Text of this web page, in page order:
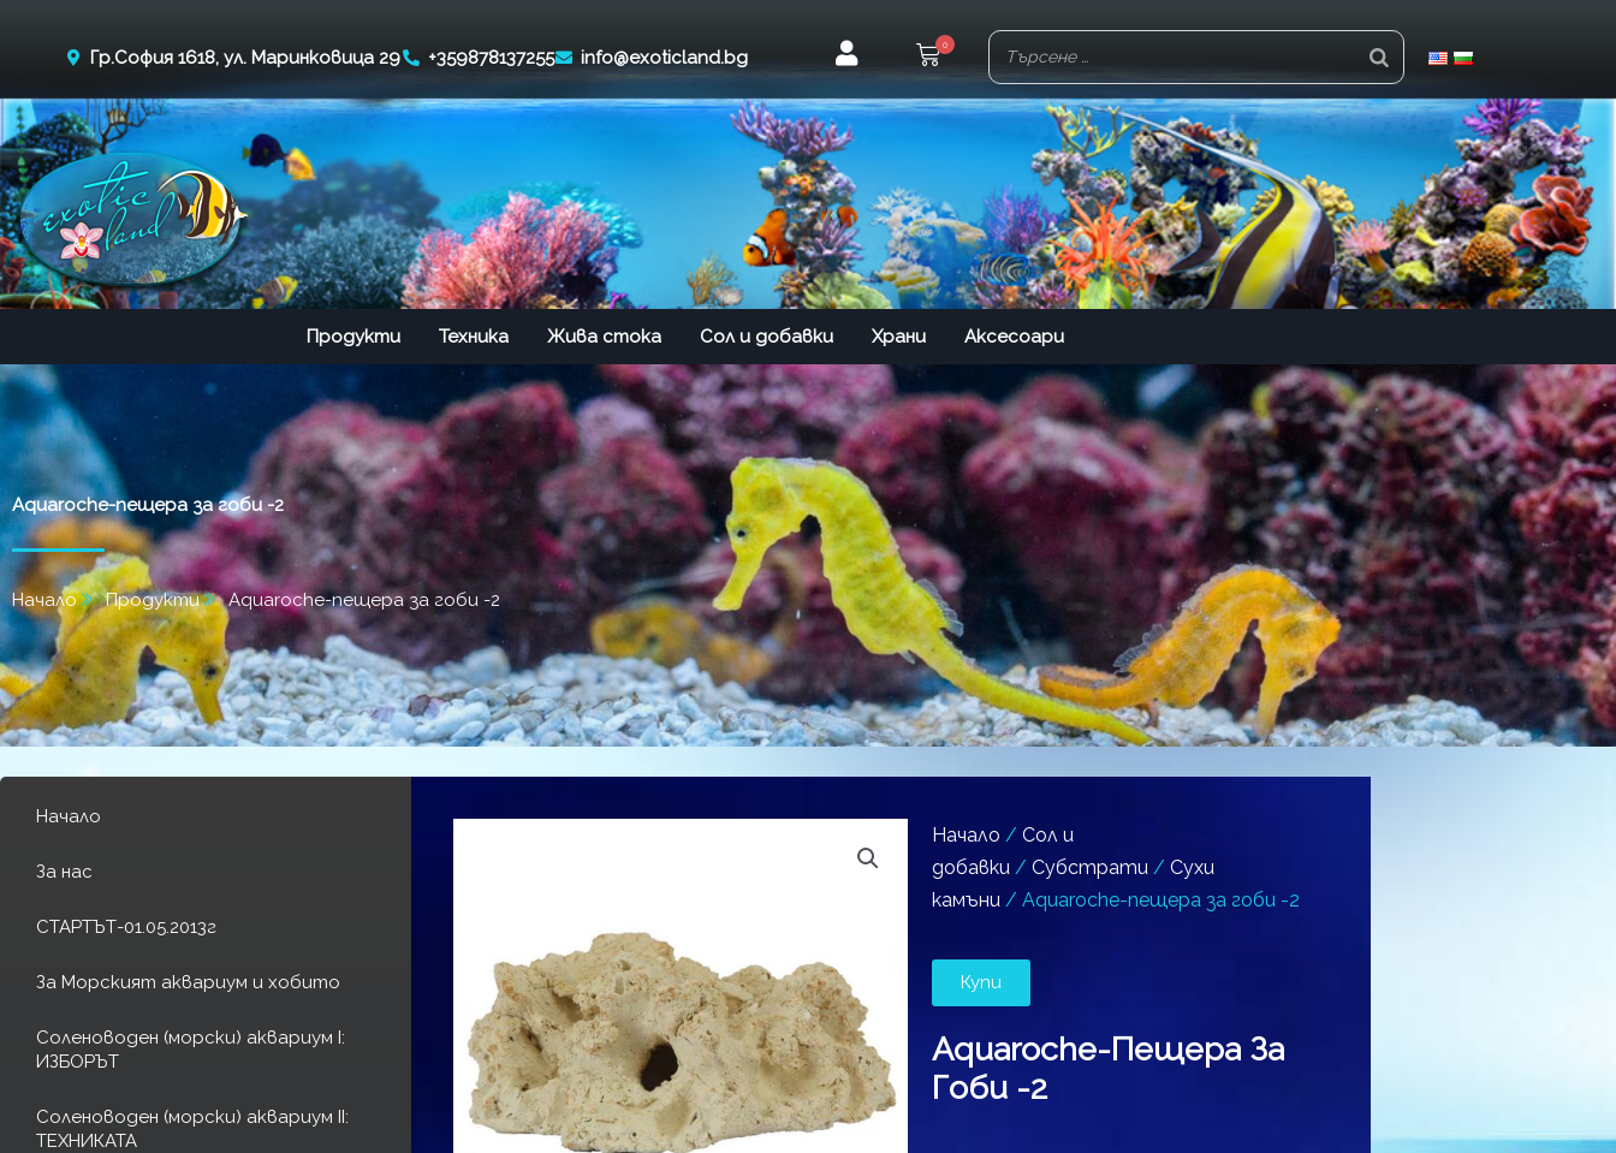
Гр.София 1618, ул. Маринковица 29 +359878137255 info@exoticland.bg
0
Продукти Техника Жива стока Сол и добавки Храни Аксесоари
Aquaroche-пещера за гоби -2
Начало Продукти Aquaroche-пещера за гоби -2
Начало
За нас
СТАРТЪТ-01.05.2013г
За Морският аквариум и хобито
Соленоводен (морски) аквариум I:
ИЗБОРЪТ
Соленоводен (морски) аквариум II:
ТЕХНИКАТА
Начало / Сол и
добавки / Субстрати / Сухи
камъни / Aquaroche-пещера за гоби -2
Купи
Aquaroche-Пещера За
Гоби -2